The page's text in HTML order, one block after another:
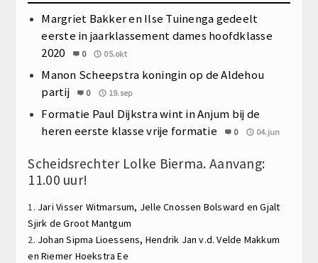
Margriet Bakker en Ilse Tuinenga gedeelt
eerste in jaarklassement dames hoofdklasse
2020
0 05.okt
Manon Scheepstra koningin op de Aldehou
partij
0 19.sep
Formatie Paul Dijkstra wint in Anjum bij de
heren eerste klasse vrije formatie
0 04.jun
Scheidsrechter Lolke Bierma. Aanvang:
11.00 uur!
1. Jari Visser Witmarsum, Jelle Cnossen Bolsward enGjalt
Sjirk de Groot Mantgum
2. Johan Sipma Lioessens, Hendrik Jan v.d. Velde Makkum
enRiemer HoekstraEe